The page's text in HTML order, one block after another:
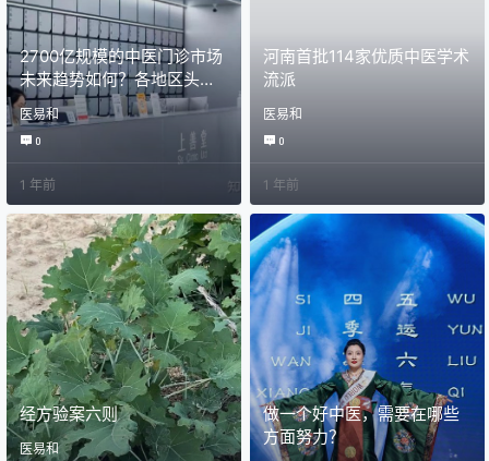
2700亿规模的中医门诊市场
未来趋势如何？各地区头部
医馆盘点
医易和
0
1 年前
河南首批114家优质中医学术
流派
医易和
0
1 年前
经方验案六则
医易和
做一个好中医，需要在哪些
方面努力？